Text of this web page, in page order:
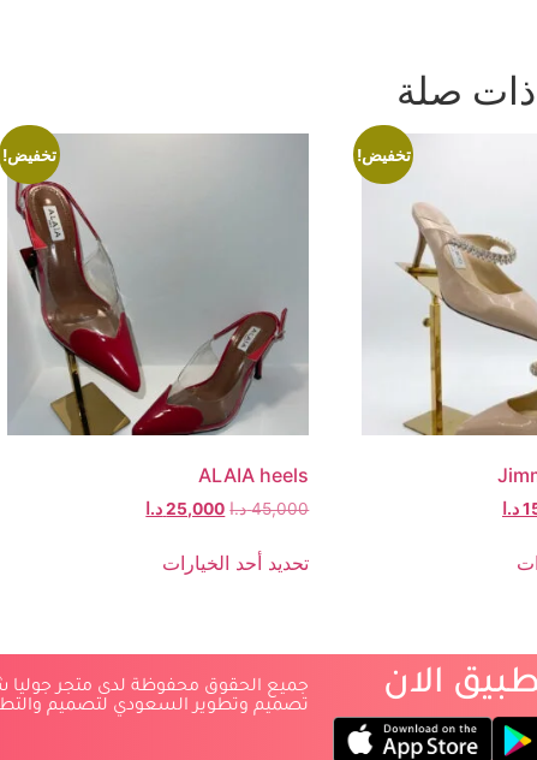
صلة
تخفيض!
د.ا
تخفيض!
ALAIA heels
45,000 د.ا 25,000 د.ا
تحديد أحد الخيارات
الان
‏جميع الحقوق محفوظة لدى متجر
‏تصميم وتطوير السعودي لتصميم